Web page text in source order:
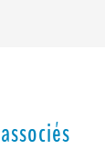
associés